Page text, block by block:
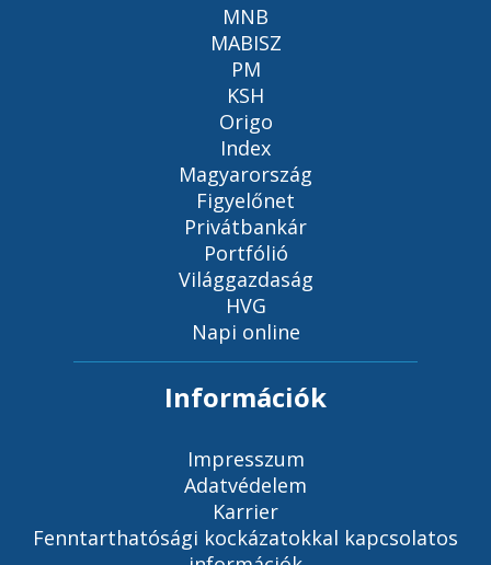
MNB
MABISZ
PM
KSH
Origo
Index
Magyarország
Figyelőnet
Privátbankár
Portfólió
Világgazdaság
HVG
Napi online
Információk
Impresszum
Adatvédelem
Karrier
Fenntarthatósági kockázatokkal kapcsolatos